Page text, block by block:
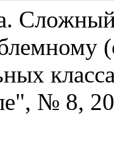
Сложный
№ 8,